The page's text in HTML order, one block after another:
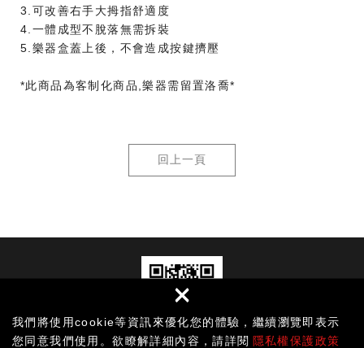
我們將使用cookie等資訊來優化您的體驗，繼續瀏覽即表示
您同意我們使用。欲瞭解詳細內容，請詳閱 隱私權保護政策
×
3.可改善右手大拇指舒適度
4.一體成型不脫落無需拆裝
5.樂器盒蓋上後，不會造成按鍵擠壓
*此商品為客制化商品,樂器需留置洛喬*
回上一頁